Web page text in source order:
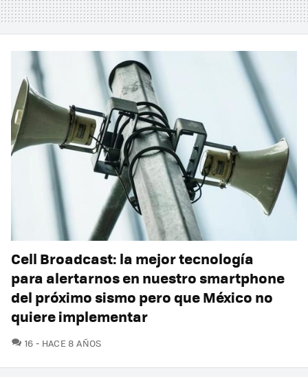
Cell Broadcast: la mejor tecnología
para alertarnos en nuestro smartphone
del próximo sismo pero que México no
quiere implementar
16 COMENTARIOS
HACE 8 AÑOS